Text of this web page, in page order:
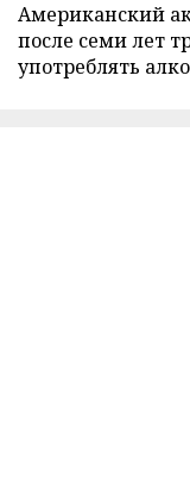
Американский
после семи лет
употреблять